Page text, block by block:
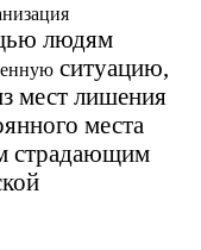
людям
ситуацию,
мест лишения
места
страдающим